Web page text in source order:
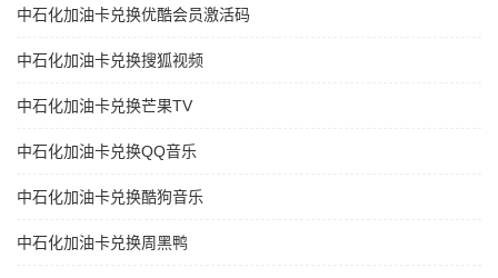
中石化加油卡兑换优酷会员激活码
中石化加油卡兑换搜狐视频
中石化加油卡兑换芒果TV
中石化加油卡兑换QQ音乐
中石化加油卡兑换酷狗音乐
中石化加油卡兑换周黑鸭